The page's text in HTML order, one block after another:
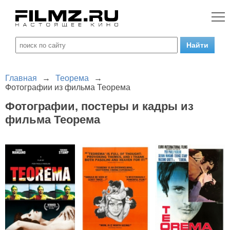
Главная → Теорема
→
Фотографии из фильма Теорема
Фотографии, постеры и кадры из
фильма Теорема